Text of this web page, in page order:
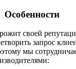
Особенности
своей
запрос
мы